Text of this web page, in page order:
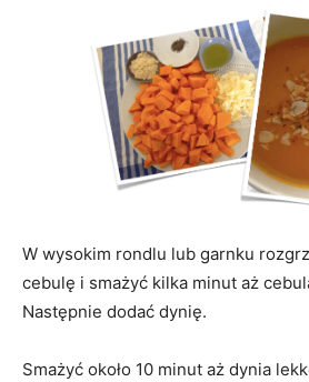
W wysokim rondlu lub garnku
cebulę i smażyć kilka minut aż
Następnie dodać dynię.
Smażyć około 10 minut aż dynia